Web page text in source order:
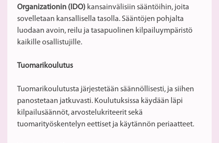
Organizationin (IDO) kansainvälisiin sääntöihin, joita
sovelletaan kansallisella tasolla. Sääntöjen pohjalta
luodaan avoin, reilu ja tasapuolinen kilpailuympäristö
kaikille osallistujille.
Tuomarikoulutus
Tuomarikoulutusta järjestetään säännöllisesti, ja siihen
panostetaan jatkuvasti. Koulutuksissa käydään läpi
kilpailusäännöt, arvostelukriteerit sekä
tuomarityöskentelyn eettiset ja käytännön periaatteet.